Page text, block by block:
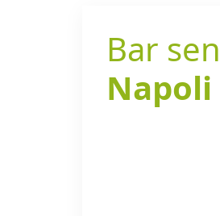
Bar
Napoli